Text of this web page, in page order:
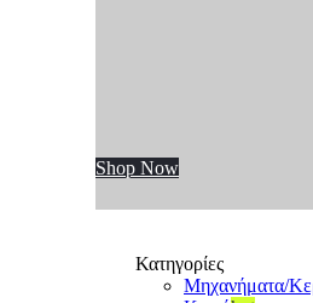
Shop Now
Κατηγορίες
Μηχανήματα/